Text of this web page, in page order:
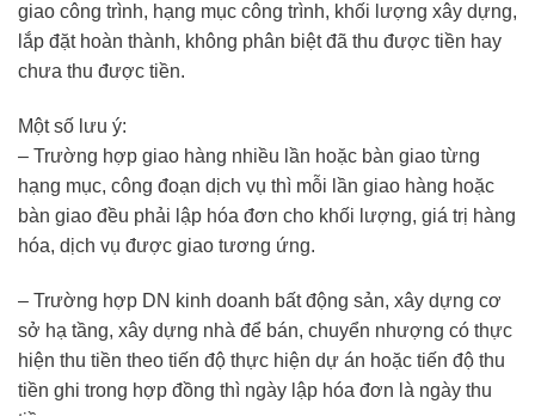
giao công trình, hạng mục công trình, khối lượng xây dựng,
lắp đặt hoàn thành, không phân biệt đã thu được tiền hay
chưa thu được tiền.
Một số lưu ý:
– Trường hợp giao hàng nhiều lần hoặc bàn giao từng
hạng mục, công đoạn dịch vụ thì mỗi lần giao hàng hoặc
bàn giao đều phải lập hóa đơn cho khối lượng, giá trị hàng
hóa, dịch vụ được giao tương ứng.
– Trường hợp DN kinh doanh bất động sản, xây dựng cơ
sở hạ tầng, xây dựng nhà để bán, chuyển nhượng có thực
hiện thu tiền theo tiến độ thực hiện dự án hoặc tiến độ thu
tiền ghi trong hợp đồng thì ngày lập hóa đơn là ngày thu